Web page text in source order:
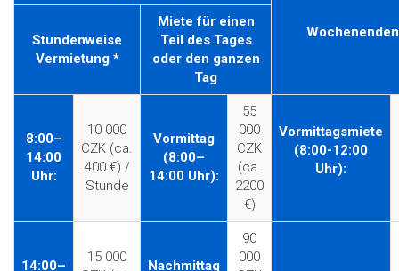
Wochenenden
Stundenweise
Vermietung *
Miete für einen
Teil des Tages
oder den ganzen
Tag
8:00–
14:00
Uhr:
10 000
CZK (ca.
400 €) /
Stunde
Vormittag
(8:00–
14:00 Uhr):
55
000
CZK
(ca.
2200
€)
Vormittagsmiete
(8:00-12:00
Uhr):
14:00–
15 000
Nachmittag
90
000